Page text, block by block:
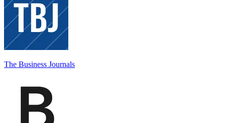
The Business Journals